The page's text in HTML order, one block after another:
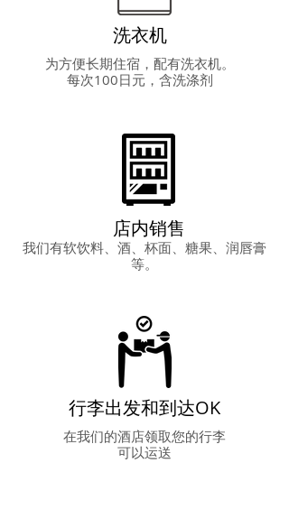
洗衣机
为方便长期住宿，配有洗衣机。
每次100日元，含洗涤剂
店内销售
我们有软饮料、酒、杯面、糖果、润唇膏
等。
行李出发和到达OK
在我们的酒店领取您的行李
可以运送